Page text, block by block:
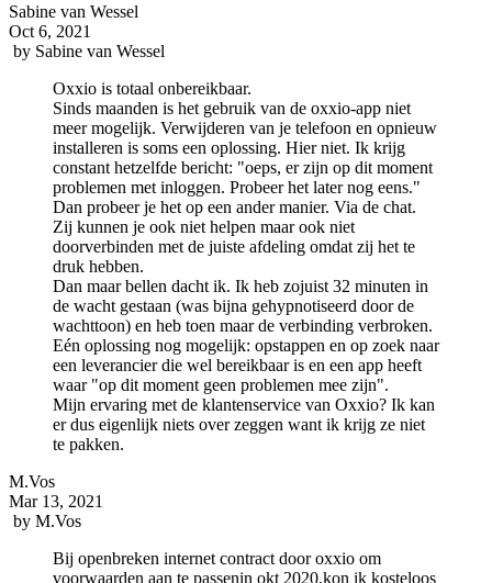
Sabine van Wessel
Oct 6, 2021
by Sabine van Wessel
Oxxio is totaal onbereikbaar.
Sinds maanden is het gebruik van de oxxio-app niet
meer mogelijk. Verwijderen van je telefoon en opnieuw
installeren is soms een oplossing. Hier niet. Ik krijg
constant hetzelfde bericht: "oeps, er zijn op dit moment
problemen met inloggen. Probeer het later nog eens."
Dan probeer je het op een ander manier. Via de chat.
Zij kunnen je ook niet helpen maar ook niet
doorverbinden met de juiste afdeling omdat zij het te
druk hebben.
Dan maar bellen dacht ik. Ik heb zojuist 32 minuten in
de wacht gestaan (was bijna gehypnotiseerd door de
wachttoon) en heb toen maar de verbinding verbroken.
Eén oplossing nog mogelijk: opstappen en op zoek naar
een leverancier die wel bereikbaar is en een app heeft
waar "op dit moment geen problemen mee zijn".
Mijn ervaring met de klantenservice van Oxxio? Ik kan
er dus eigenlijk niets over zeggen want ik krijg ze niet
te pakken.
M.Vos
Mar 13, 2021
by M.Vos
Bij openbreken internet contract door oxxio om
voorwaarden aan te passenin okt 2020,kon ik kosteloos